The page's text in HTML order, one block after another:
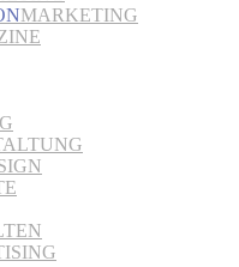
MARKETING